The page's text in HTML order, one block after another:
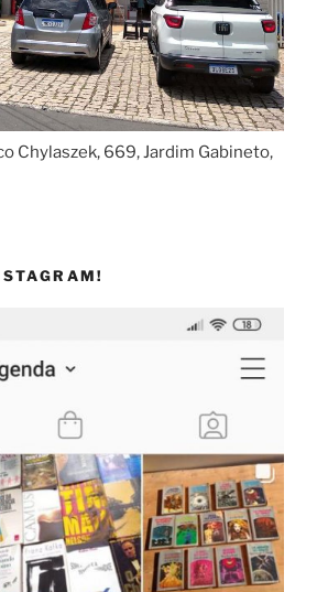
Chylaszek, 669, Jardim Gabineto,